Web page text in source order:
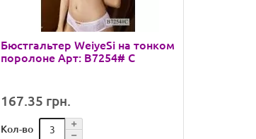
Бюстгальтер WeiyeSi на тонком
поролоне Арт: B7254# C
167.35 грн.
Кол-во